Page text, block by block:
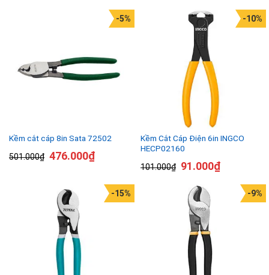
Kềm cắt cáp 8in Sata 72502
501.000₫
-5%
476.000₫
Kềm Cắt Cáp Điện 6in INGCO
HECP02160
101.000₫
-10%
91.000₫
-15% -9%